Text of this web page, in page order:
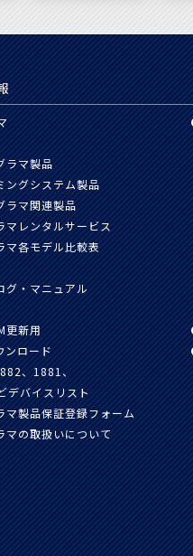
ラマ製品
ングシステム製品
ラマ関連製品
マレンタルサービス
マ各モデル比較表
グ・マニュアル
更新用
ンロード
、1881、
デバイスリスト
マ製品保証登録フォーム
マの取扱いに ついて